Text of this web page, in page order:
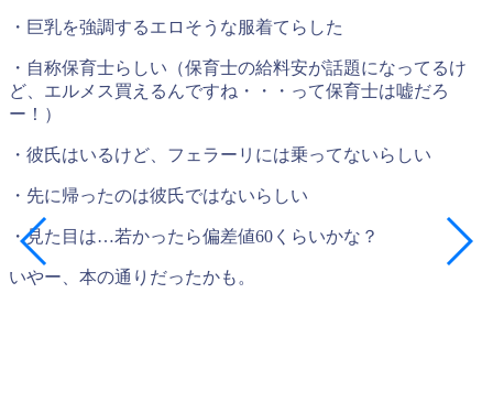
・巨乳を強調するエロそうな服着てらした
・自称保育士らしい（保育士の給料安が話題になってるけ
ど、エルメス買えるんですね・・・って保育士は嘘だろ
ー！）
・彼氏はいるけど、フェラーリには乗ってないらしい
・先に帰ったのは彼氏ではないらしい
・見た目は…若かったら偏差値60くらいかな？
いやー、本の通りだったかも。